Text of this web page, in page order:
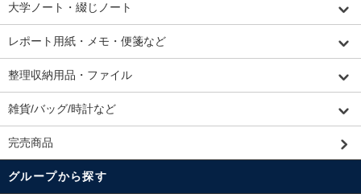
大学ノート・綴じノート
レポート用紙・メモ・便箋など
整理収納用品・ファイル
雑貨/バッグ/時計など
完売商品
グループから探す